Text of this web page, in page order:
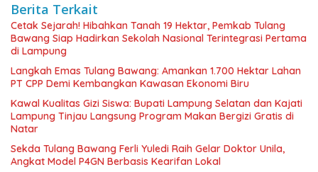
Berita Terkait
Cetak Sejarah! Hibahkan Tanah 19 Hektar, Pemkab Tulang
Bawang Siap Hadirkan Sekolah Nasional Terintegrasi Pertama
di Lampung
Langkah Emas Tulang Bawang: Amankan 1.700 Hektar Lahan
PT CPP Demi Kembangkan Kawasan Ekonomi Biru
Kawal Kualitas Gizi Siswa: Bupati Lampung Selatan dan Kajati
Lampung Tinjau Langsung Program Makan Bergizi Gratis di
Natar
Sekda Tulang Bawang Ferli Yuledi Raih Gelar Doktor Unila,
Angkat Model P4GN Berbasis Kearifan Lokal